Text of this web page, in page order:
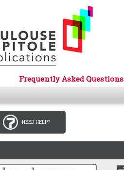
Frequently Asked Questions
NEED HELP?